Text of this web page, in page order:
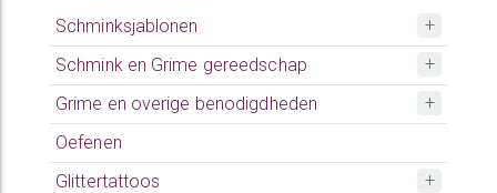
Schminksjablonen
Schmink en Grime gereedschap
Grime en overige benodigdheden
Oefenen
Glittertattoos